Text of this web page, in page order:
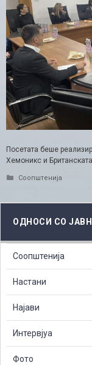
Посетата беше
Хемоникс и
Categories
Соопштенија
ОДНОСИ СО
Соопштенија
Настани
Најави
Интервјуа
Фото